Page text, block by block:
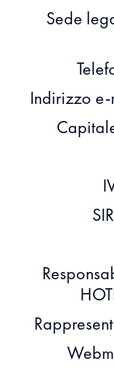
Sede
Indirizzo